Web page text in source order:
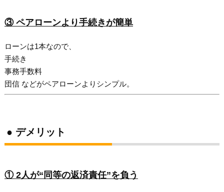
③ ペアローンより手続きが簡単
ローンは1本なので、
手続き
事務手数料
団信 などがペアローンよりシンプル。
● デメリット
① 2人が“同等の返済責任”を負う